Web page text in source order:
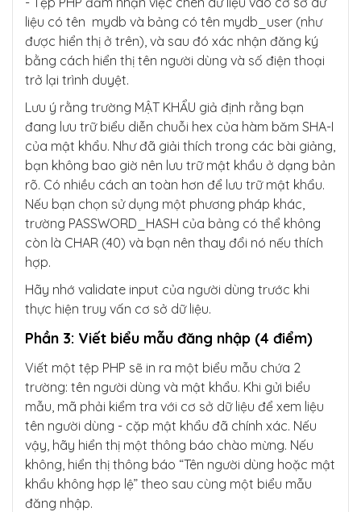
liệu có tên mydb và bảng có tên mydb_user (như
được hiển thị ở trên), và sau đó xác nhận đăng ký
bằng cách hiển thị tên người dùng và số điện thoại
trở lại trình duyệt.
Lưu ý rằng trường MẬT KHẨU giả định rằng bạn
đang lưu trữ biểu diễn chuỗi hex của hàm băm SHA-I
của mật khẩu. Như đã giải thích trong các bài giảng,
bạn không bao giờ nên lưu trữ mật khẩu ở dạng bản
rõ. Có nhiều cách an toàn hơn để lưu trữ mật khẩu.
Nếu bạn chọn sử dụng một phương pháp khác,
trường PASSWORD_HASH của bảng có thể không
còn là CHAR (40) và bạn nên thay đổi nó nếu thích
hợp.
Hãy nhớ validate input của người dùng trước khi
thực hiện truy vấn cơ sở dữ liệu.
Phần 3: Viết biểu mẫu đăng nhập (4 điểm)
Viết một tệp PHP sẽ in ra một biểu mẫu chứa 2
trường: tên người dùng và mật khẩu. Khi gửi biểu
mẫu, mã phải kiểm tra với cơ sở dữ liệu để xem liệu
tên người dùng - cặp mật khẩu đã chính xác. Nếu
vậy, hãy hiển thị một thông báo chào mừng. Nếu
không, hiển thị thông báo “Tên người dùng hoặc mật
khẩu không hợp lệ” theo sau cùng một biểu mẫu
đăng nhập.